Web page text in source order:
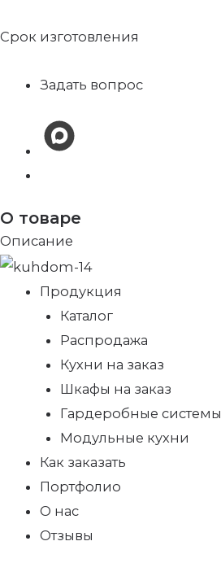
Срок изготовления
Задать вопрос
О товаре
Описание
Продукция
Каталог
Распродажа
Кухни на заказ
Шкафы на заказ
Гардеробные системы
Модульные кухни
Как заказать
Портфолио
О нас
Отзывы